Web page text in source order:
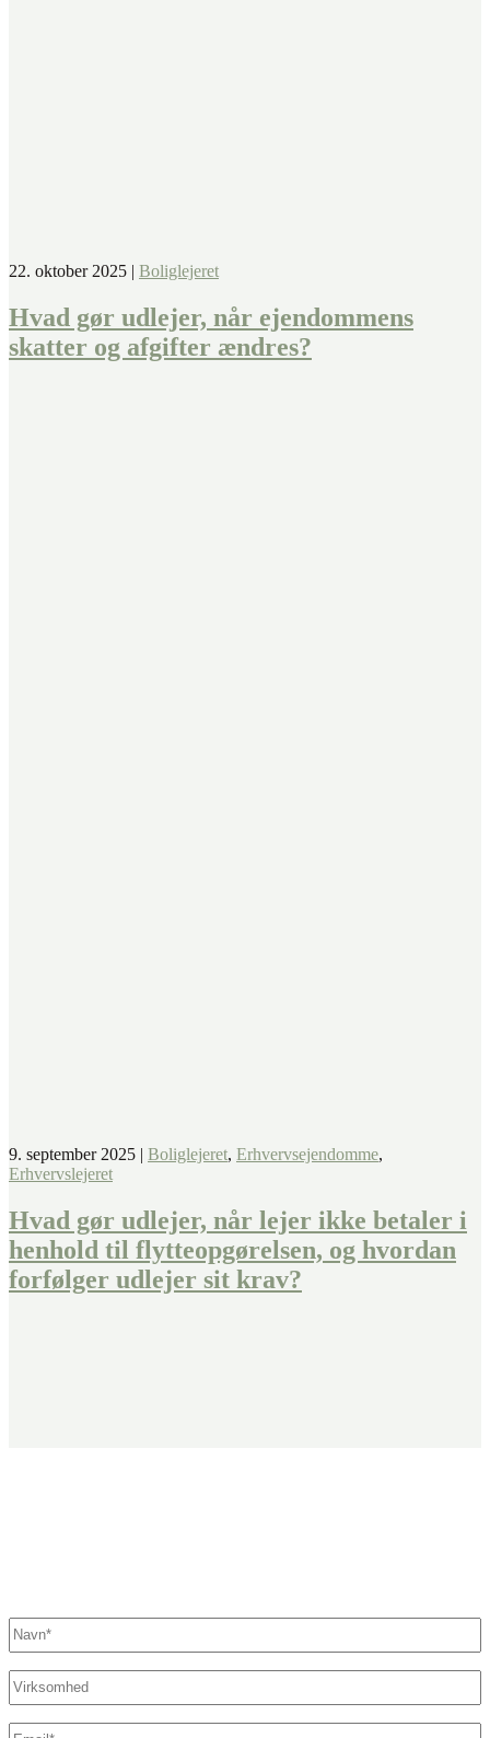
22. oktober 2025 | Boliglejeret
Hvad gør udlejer, når ejendommens
skatter og afgifter ændres?
9. september 2025 | Boliglejeret, Erhvervsejendomme,
Erhvervslejeret
Hvad gør udlejer, når lejer ikke betaler i
henhold til flytteopgørelsen, og hvordan
forfølger udlejer sit krav?
Navn *
Virksomhed
E-